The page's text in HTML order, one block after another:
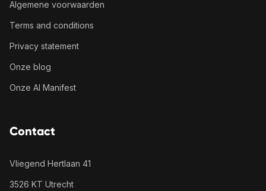
Algemene voorwaarden
Terms and conditions
Privacy statement
Onze blog
Onze AI Manifest
Contact
Vliegend Hertlaan 41
3526 KT Utrecht